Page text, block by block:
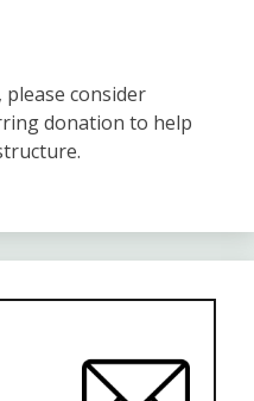
consider
donation to help